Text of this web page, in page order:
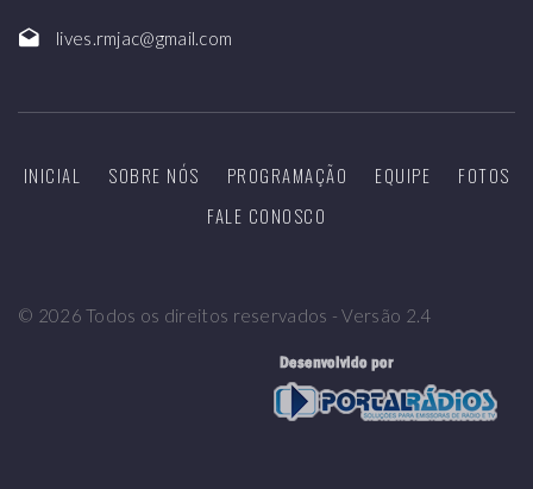
lives.rmjac@gmail.com
INICIAL SOBRE NÓS PROGRAMAÇÃO EQUIPE
FOTOS
FALE CONOSCO
© 2026 Todos os direitos reservados - Versão 2.4